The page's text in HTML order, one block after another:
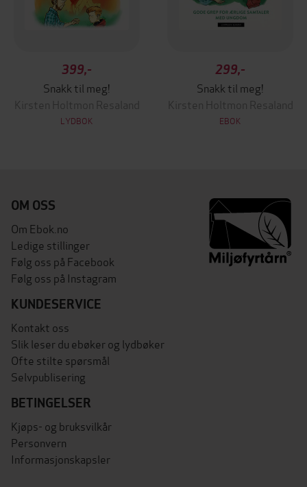
399,-
Snakk til meg!
Kirsten Holtmon Resaland
LYDBOK
299,-
Snakk til meg!
Kirsten Holtmon Resaland
EBOK
OM OSS
Om Ebok.no
Ledige stillinger
Følg oss på Facebook
Følg oss på Instagram
KUNDESERVICE
Kontakt oss
Slik leser du ebøker og lydbøker
Ofte stilte spørsmål
Selvpublisering
BETINGELSER
Kjøps- og bruksvilkår
Personvern
Informasjonskapsler